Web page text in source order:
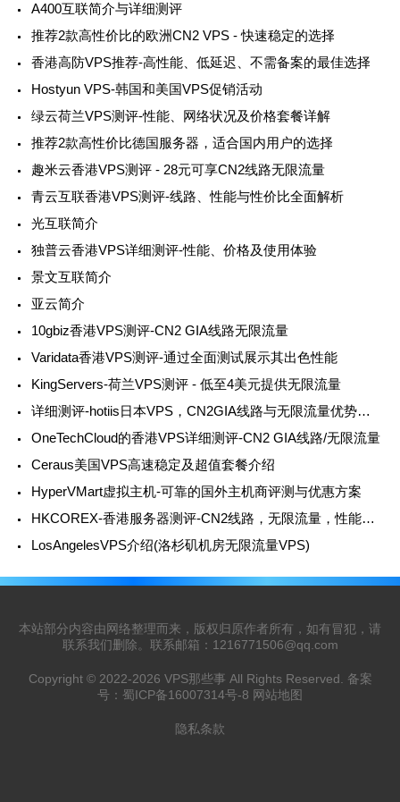
A400互联简介与详细测评
推荐2款高性价比的欧洲CN2 VPS - 快速稳定的选择
香港高防VPS推荐-高性能、低延迟、不需备案的最佳选择
Hostyun VPS-韩国和美国VPS促销活动
绿云荷兰VPS测评-性能、网络状况及价格套餐详解
推荐2款高性价比德国服务器，适合国内用户的选择
趣米云香港VPS测评 - 28元可享CN2线路无限流量
青云互联香港VPS测评-线路、性能与性价比全面解析
光互联简介
独普云香港VPS详细测评-性能、价格及使用体验
景文互联简介
亚云简介
10gbiz香港VPS测评-CN2 GIA线路无限流量
Varidata香港VPS测评-通过全面测试展示其出色性能
KingServers-荷兰VPS测评 - 低至4美元提供无限流量
详细测评-hotiis日本VPS，CN2GIA线路与无限流量优势并存
OneTechCloud的香港VPS详细测评-CN2 GIA线路/无限流量
Ceraus美国VPS高速稳定及超值套餐介绍
HyperVMart虚拟主机-可靠的国外主机商评测与优惠方案
HKCOREX-香港服务器测评-CN2线路，无限流量，性能卓越
LosAngelesVPS介绍(洛杉矶机房无限流量VPS)
本站部分内容由网络整理而来，版权归原作者所有，如有冒犯，请
联系我们删除。联系邮箱： 1216771506@qq.com
Copyright © 2022-2026 VPS那些事 All Rights Reserved. 备案
号： 蜀ICP备16007314号-8 网站地图
隐私条款